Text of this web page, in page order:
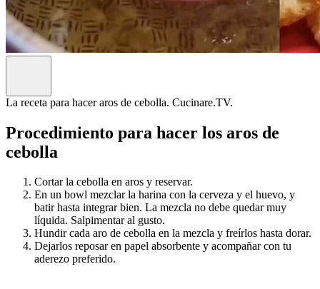
La receta para hacer aros de cebolla. Cucinare.TV.
Procedimiento para hacer los aros de
cebolla
Cortar la cebolla en aros y reservar.
En un bowl mezclar la harina con la cerveza y el huevo, y
batir hasta integrar bien. La mezcla no debe quedar muy
líquida. Salpimentar al gusto.
Hundir cada aro de cebolla en la mezcla y freírlos hasta dorar.
Dejarlos reposar en papel absorbente y acompañar con tu
aderezo preferido.